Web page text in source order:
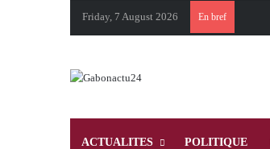
Friday, 7 August 2026 En bref
ACTUALITES POLITIQUE